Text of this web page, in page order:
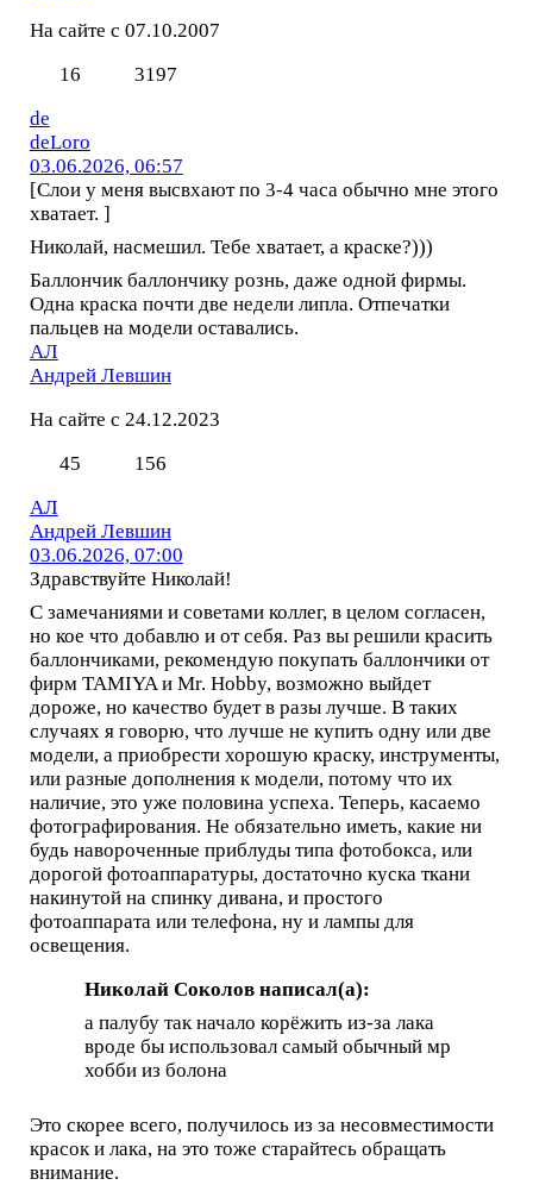
На сайте с 07.10.2007
16
3197
de
deLoro
03.06.2026, 06:57
[Слои у меня высвхают по 3-4 часа обычно мне этого
хватает. ]
Николай, насмешил. Тебе хватает, а краске?)))
Баллончик баллончику рознь, даже одной фирмы.
Одна краска почти две недели липла. Отпечатки
пальцев на модели оставались.
АЛ
Андрей Левшин
На сайте с 24.12.2023
45
156
АЛ
Андрей Левшин
03.06.2026, 07:00
Здравствуйте Николай!
С замечаниями и советами коллег, в целом согласен,
но кое что добавлю и от себя. Раз вы решили красить
баллончиками, рекомендую покупать баллончики от
фирм TAMIYA и Mr. Hobby, возможно выйдет
дороже, но качество будет в разы лучше. В таких
случаях я говорю, что лучше не купить одну или две
модели, а приобрести хорошую краску, инструменты,
или разные дополнения к модели, потому что их
наличие, это уже половина успеха. Теперь, касаемо
фотографирования. Не обязательно иметь, какие ни
будь навороченные приблуды типа фотобокса, или
дорогой фотоаппаратуры, достаточно куска ткани
накинутой на спинку дивана, и простого
фотоаппарата или телефона, ну и лампы для
освещения.
Николай Соколов написал(а):
а палубу так начало корёжить из-за лака
вроде бы использовал самый обычный мр
хобби из болона
Это скорее всего, получилось из за несовместимости
красок и лака, на это тоже старайтесь обращать
внимание.